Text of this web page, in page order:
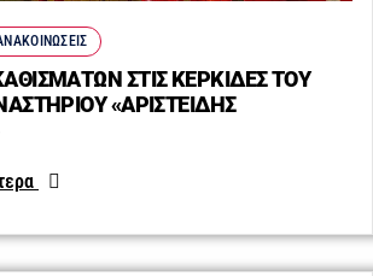
ΣΤΙΣ ΚΕΡΚΙΔΕΣ ΤΟΥ
«ΑΡΙΣΤΕΙΔΗΣ